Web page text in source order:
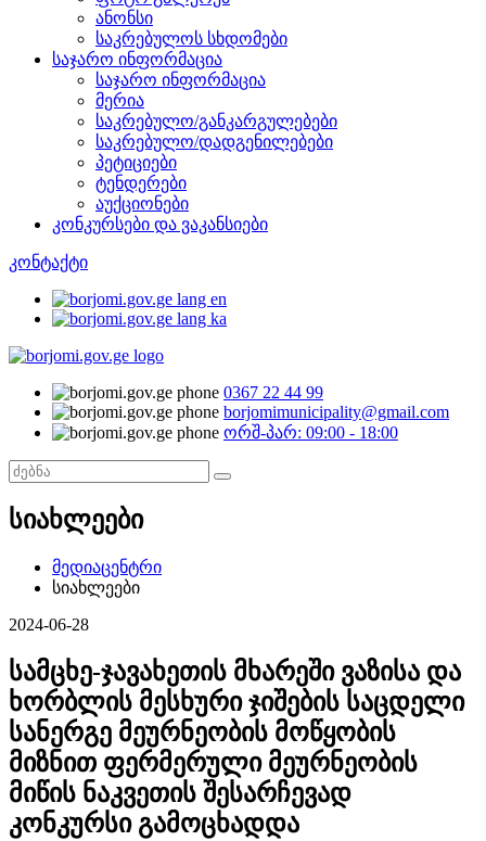
ანონსი
საკრებულოს სხდომები
საჯარო ინფორმაცია
საჯარო ინფორმაცია
მერია
საკრებულო/განკარგულებები
საკრებულო/დადგენილებები
პეტიციები
ტენდერები
აუქციონები
კონკურსები და ვაკანსიები
კონტაქტი
0367 22 44 99
borjomimunicipality@gmail.com
ორშ-პარ: 09:00 - 18:00
სიახლეები
მედიაცენტრი
სიახლეები
2024-06-28
სამცხე-ჯავახეთის მხარეში ვაზისა და
ხორბლის მესხური ჯიშების საცდელი
სანერგე მეურნეობის მოწყობის
მიზნით ფერმერული მეურნეობის
მიწის ნაკვეთის შესარჩევად
კონკურსი გამოცხადდა